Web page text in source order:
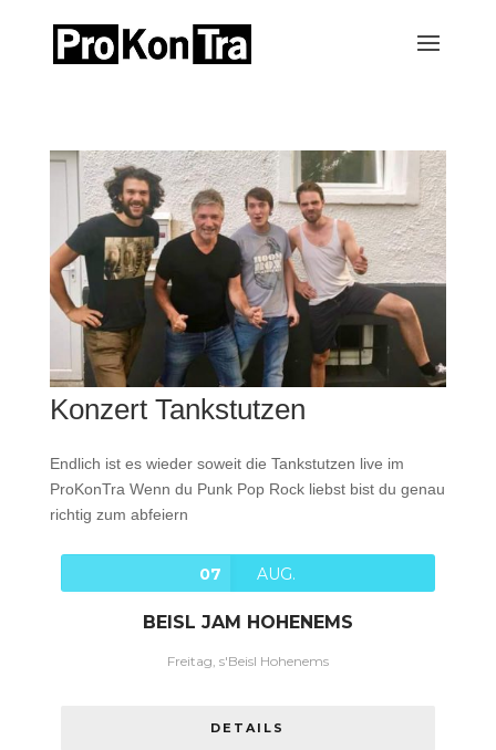
Konzert Tankstutzen
Endlich ist es wieder soweit die Tankstutzen live im
ProKonTra Wenn du Punk Pop Rock liebst bist du genau
richtig zum abfeiern
07 AUG.
BEISL JAM HOHENEMS
Freitag, s'Beisl Hohenems
DETAILS